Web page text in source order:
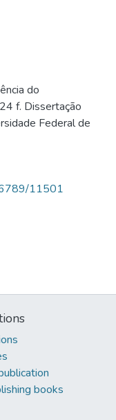
do
f. Dissertação
Federal de
11501
books